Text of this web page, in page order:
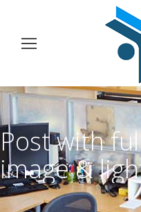
Post with
image &